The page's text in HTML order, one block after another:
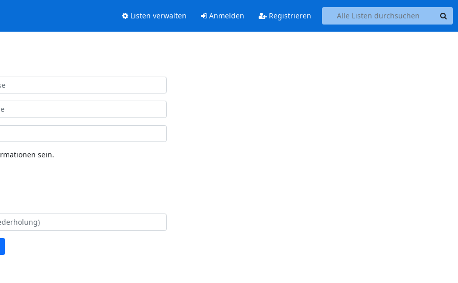
Listen verwalten Anmelden Registrieren
sein.